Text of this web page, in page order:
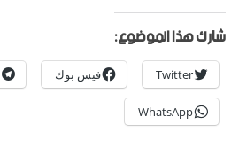
شارك هذا الموضوع:
Twitter فيس بوك
WhatsApp